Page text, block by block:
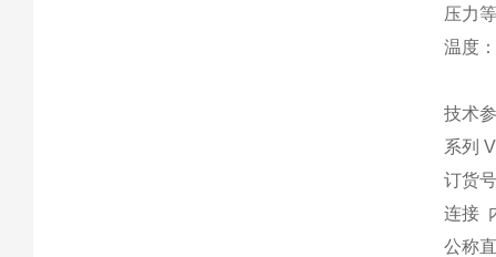
压力
温度
技术
系列
订货
连接
公称